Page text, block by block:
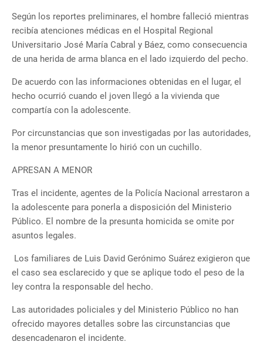
Según los reportes preliminares, el hombre falleció mientras
recibía atenciones médicas en el Hospital Regional
Universitario José María Cabral y Báez, como consecuencia
de una herida de arma blanca en el lado izquierdo del pecho.
De acuerdo con las informaciones obtenidas en el lugar, el
hecho ocurrió cuando el joven llegó a la vivienda que
compartía con la adolescente.
Por circunstancias que son investigadas por las autoridades,
la menor presuntamente lo hirió con un cuchillo.
APRESAN A MENOR
Tras el incidente, agentes de la Policía Nacional arrestaron a
la adolescente para ponerla a disposición del Ministerio
Público. El nombre de la presunta homicida se omite por
asuntos legales.
Los familiares de Luis David Gerónimo Suárez exigieron que
el caso sea esclarecido y que se aplique todo el peso de la
ley contra la responsable del hecho.
Las autoridades policiales y del Ministerio Público no han
ofrecido mayores detalles sobre las circunstancias que
desencadenaron el incidente.